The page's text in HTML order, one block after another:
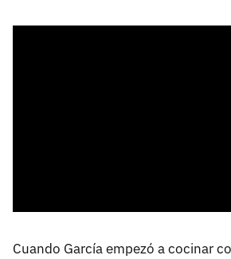
Cuando García empezó a cocinar